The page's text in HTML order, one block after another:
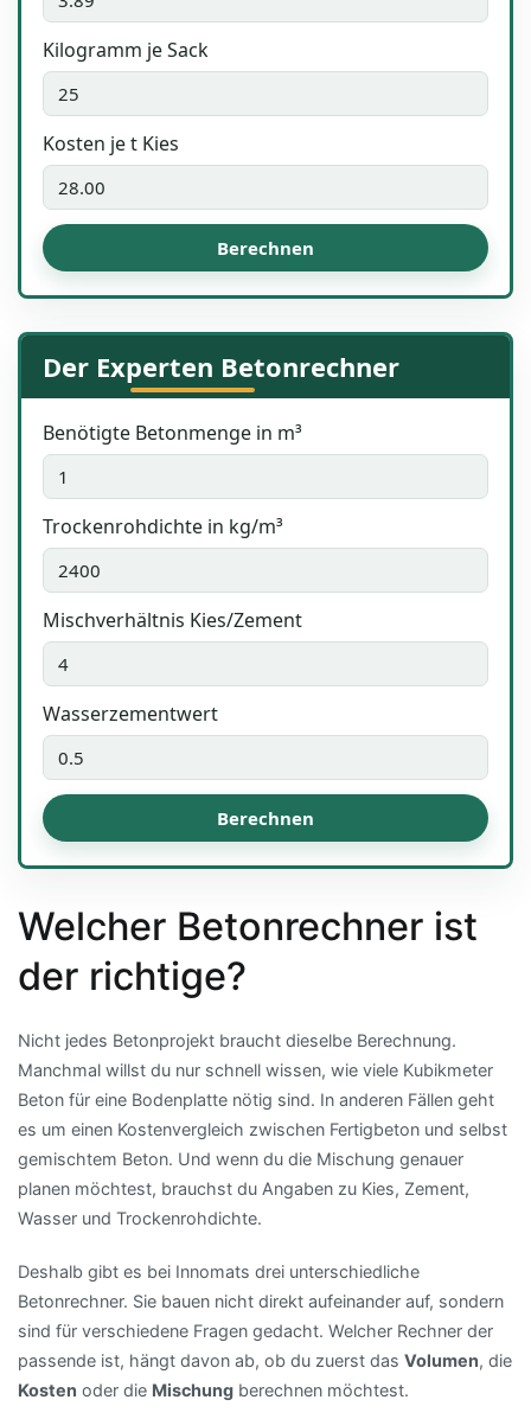
Kilogramm je Sack
Kosten je t Kies
Berechnen
Der Experten Betonrechner
Benötigte Betonmenge in m³
Trockenrohdichte in kg/m³
Mischverhältnis Kies/Zement
Wasserzementwert
Berechnen
Welcher Betonrechner ist
der richtige?
Nicht jedes Betonprojekt braucht dieselbe Berechnung.
Manchmal willst du nur schnell wissen, wie viele Kubikmeter
Beton für eine Bodenplatte nötig sind. In anderen Fällen geht
es um einen Kostenvergleich zwischen Fertigbeton und selbst
gemischtem Beton. Und wenn du die Mischung genauer
planen möchtest, brauchst du Angaben zu Kies, Zement,
Wasser und Trockenrohdichte.
Deshalb gibt es bei Innomats drei unterschiedliche
Betonrechner. Sie bauen nicht direkt aufeinander auf, sondern
sind für verschiedene Fragen gedacht. Welcher Rechner der
passende ist, hängt davon ab, ob du zuerst das Volumen, die
Kosten oder die Mischung berechnen möchtest.